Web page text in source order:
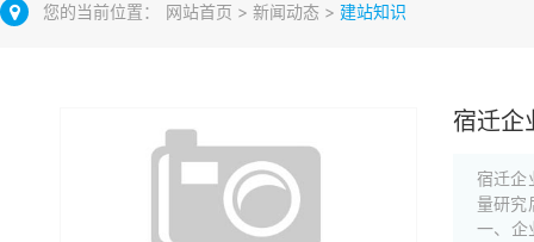
您的当前位置： 网站首页 > 新闻动态 > 建站知识
宿迁企
宿迁企
量研究
一、企